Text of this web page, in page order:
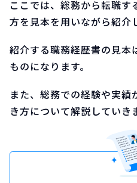
ここでは、総務から転職す
方を見本を用いながら紹介
紹介する職務経歴書の見本
ものになります。
また、総務での経験や実績
き方について解説していき